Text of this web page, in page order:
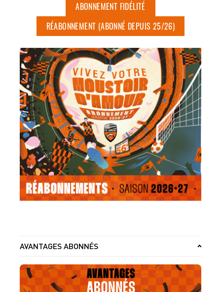
ABONNEMENT FIDÉLITÉ
RÉABONNEMENT (ABONNÉ DEPUIS 25/26)
AVANTAGES ABONNÉS